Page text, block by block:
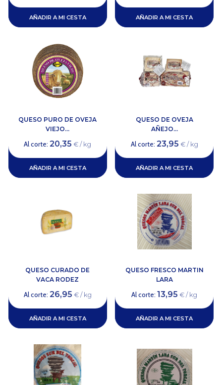
AÑADIR A MI CESTA AÑADIR A MI CESTA
QUESO PURO DE OVEJA
VIEJO...
Al corte:20,35 € / kg
AÑADIR A MI CESTA
QUESO DE OVEJA
AÑEJO...
Al corte: 23,95 € / kg
AÑADIR A MI CESTA
QUESO CURADO DE
VACA RODEZ
Al corte: 26,95 € / kg
AÑADIR A MI CESTA
QUESO FRESCO MARTIN
LARA
Al corte:13,95 € / kg
AÑADIR A MI CESTA